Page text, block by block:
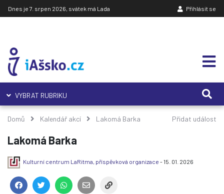
Dnes je 7. srpen 2026, svátek má Lada Přihlásit se
VYBRAT RUBRIKU
Domů Kalendář akcí Lakomá Barka Přidat událost
Lakomá Barka
Kulturní centrum LaRitma, příspěvková organizace - 15. 01. 2026